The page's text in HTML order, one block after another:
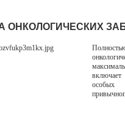
ОНКОЛОГИЧЕСКИХ
особых